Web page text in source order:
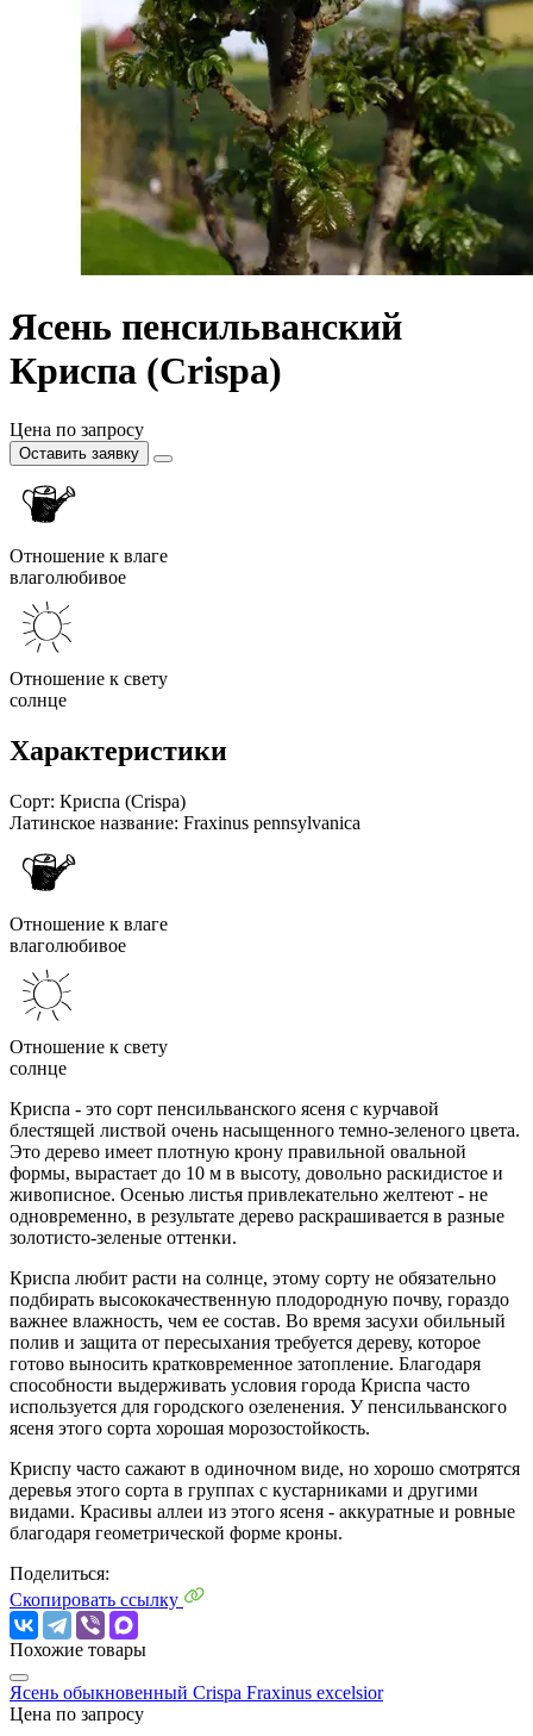
Ясень пенсильванский
Криспа (Crispa)
Цена по запросу
Оставить заявку
Отношение к влаге
влаголюбивое
Отношение к свету
солнце
Характеристики
Сорт: Криспа (Crispa)
Латинское название: Fraxinus pennsylvanica
Отношение к влаге
влаголюбивое
Отношение к свету
солнце
Криспа - это сорт пенсильванского ясеня с курчавой
блестящей листвой очень насыщенного темно-зеленого цвета.
Это дерево имеет плотную крону правильной овальной
формы, вырастает до 10 м в высоту, довольно раскидистое и
живописное. Осенью листья привлекательно желтеют - не
одновременно, в результате дерево раскрашивается в разные
золотисто-зеленые оттенки.
Криспа любит расти на солнце, этому сорту не обязательно
подбирать высококачественную плодородную почву, гораздо
важнее влажность, чем ее состав. Во время засухи обильный
полив и защита от пересыхания требуется дереву, которое
готово выносить кратковременное затопление. Благодаря
способности выдерживать условия города Криспа часто
используется для городского озеленения. У пенсильванского
ясеня этого сорта хорошая морозостойкость.
Криспу часто сажают в одиночном виде, но хорошо смотрятся
деревья этого сорта в группах с кустарниками и другими
видами. Красивы аллеи из этого ясеня - аккуратные и ровные
благодаря геометрической форме кроны.
Поделиться:
Скопировать ссылку
Похожие товары
Ясень обыкновенный Crispa Fraxinus excelsior
Цена по запросу